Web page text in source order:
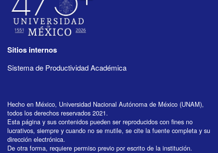
Sitios internos
Sistema de Productividad Académica
Hecho en México, Universidad Nacional Autónoma de México (UNAM),
todos los derechos reservados 2021.
Esta página y sus contenidos pueden ser reproducidos con fines no
lucrativos, siempre y cuando no se mutile, se cite la fuente completa y su
dirección electrónica.
De otra forma, requiere permiso previo por escrito de la institución.